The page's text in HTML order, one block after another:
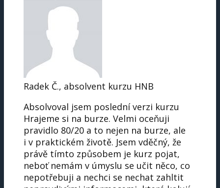
Radek Č., absolvent kurzu HNB
Absolvoval jsem poslední verzi kurzu
Hrajeme si na burze. Velmi oceňuji
pravidlo 80/20 a to nejen na burze, ale
i v praktickém životě. Jsem vděčný, že
právě tímto způsobem je kurz pojat,
neboť nemám v úmyslu se učit něco, co
nepotřebuji a nechci se nechat zahltit